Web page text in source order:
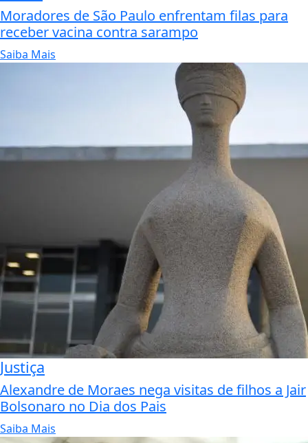
Moradores de São Paulo enfrentam filas para
receber vacina contra sarampo
Saiba Mais
Justiça
Alexandre de Moraes nega visitas de filhos a Jair
Bolsonaro no Dia dos Pais
Saiba Mais